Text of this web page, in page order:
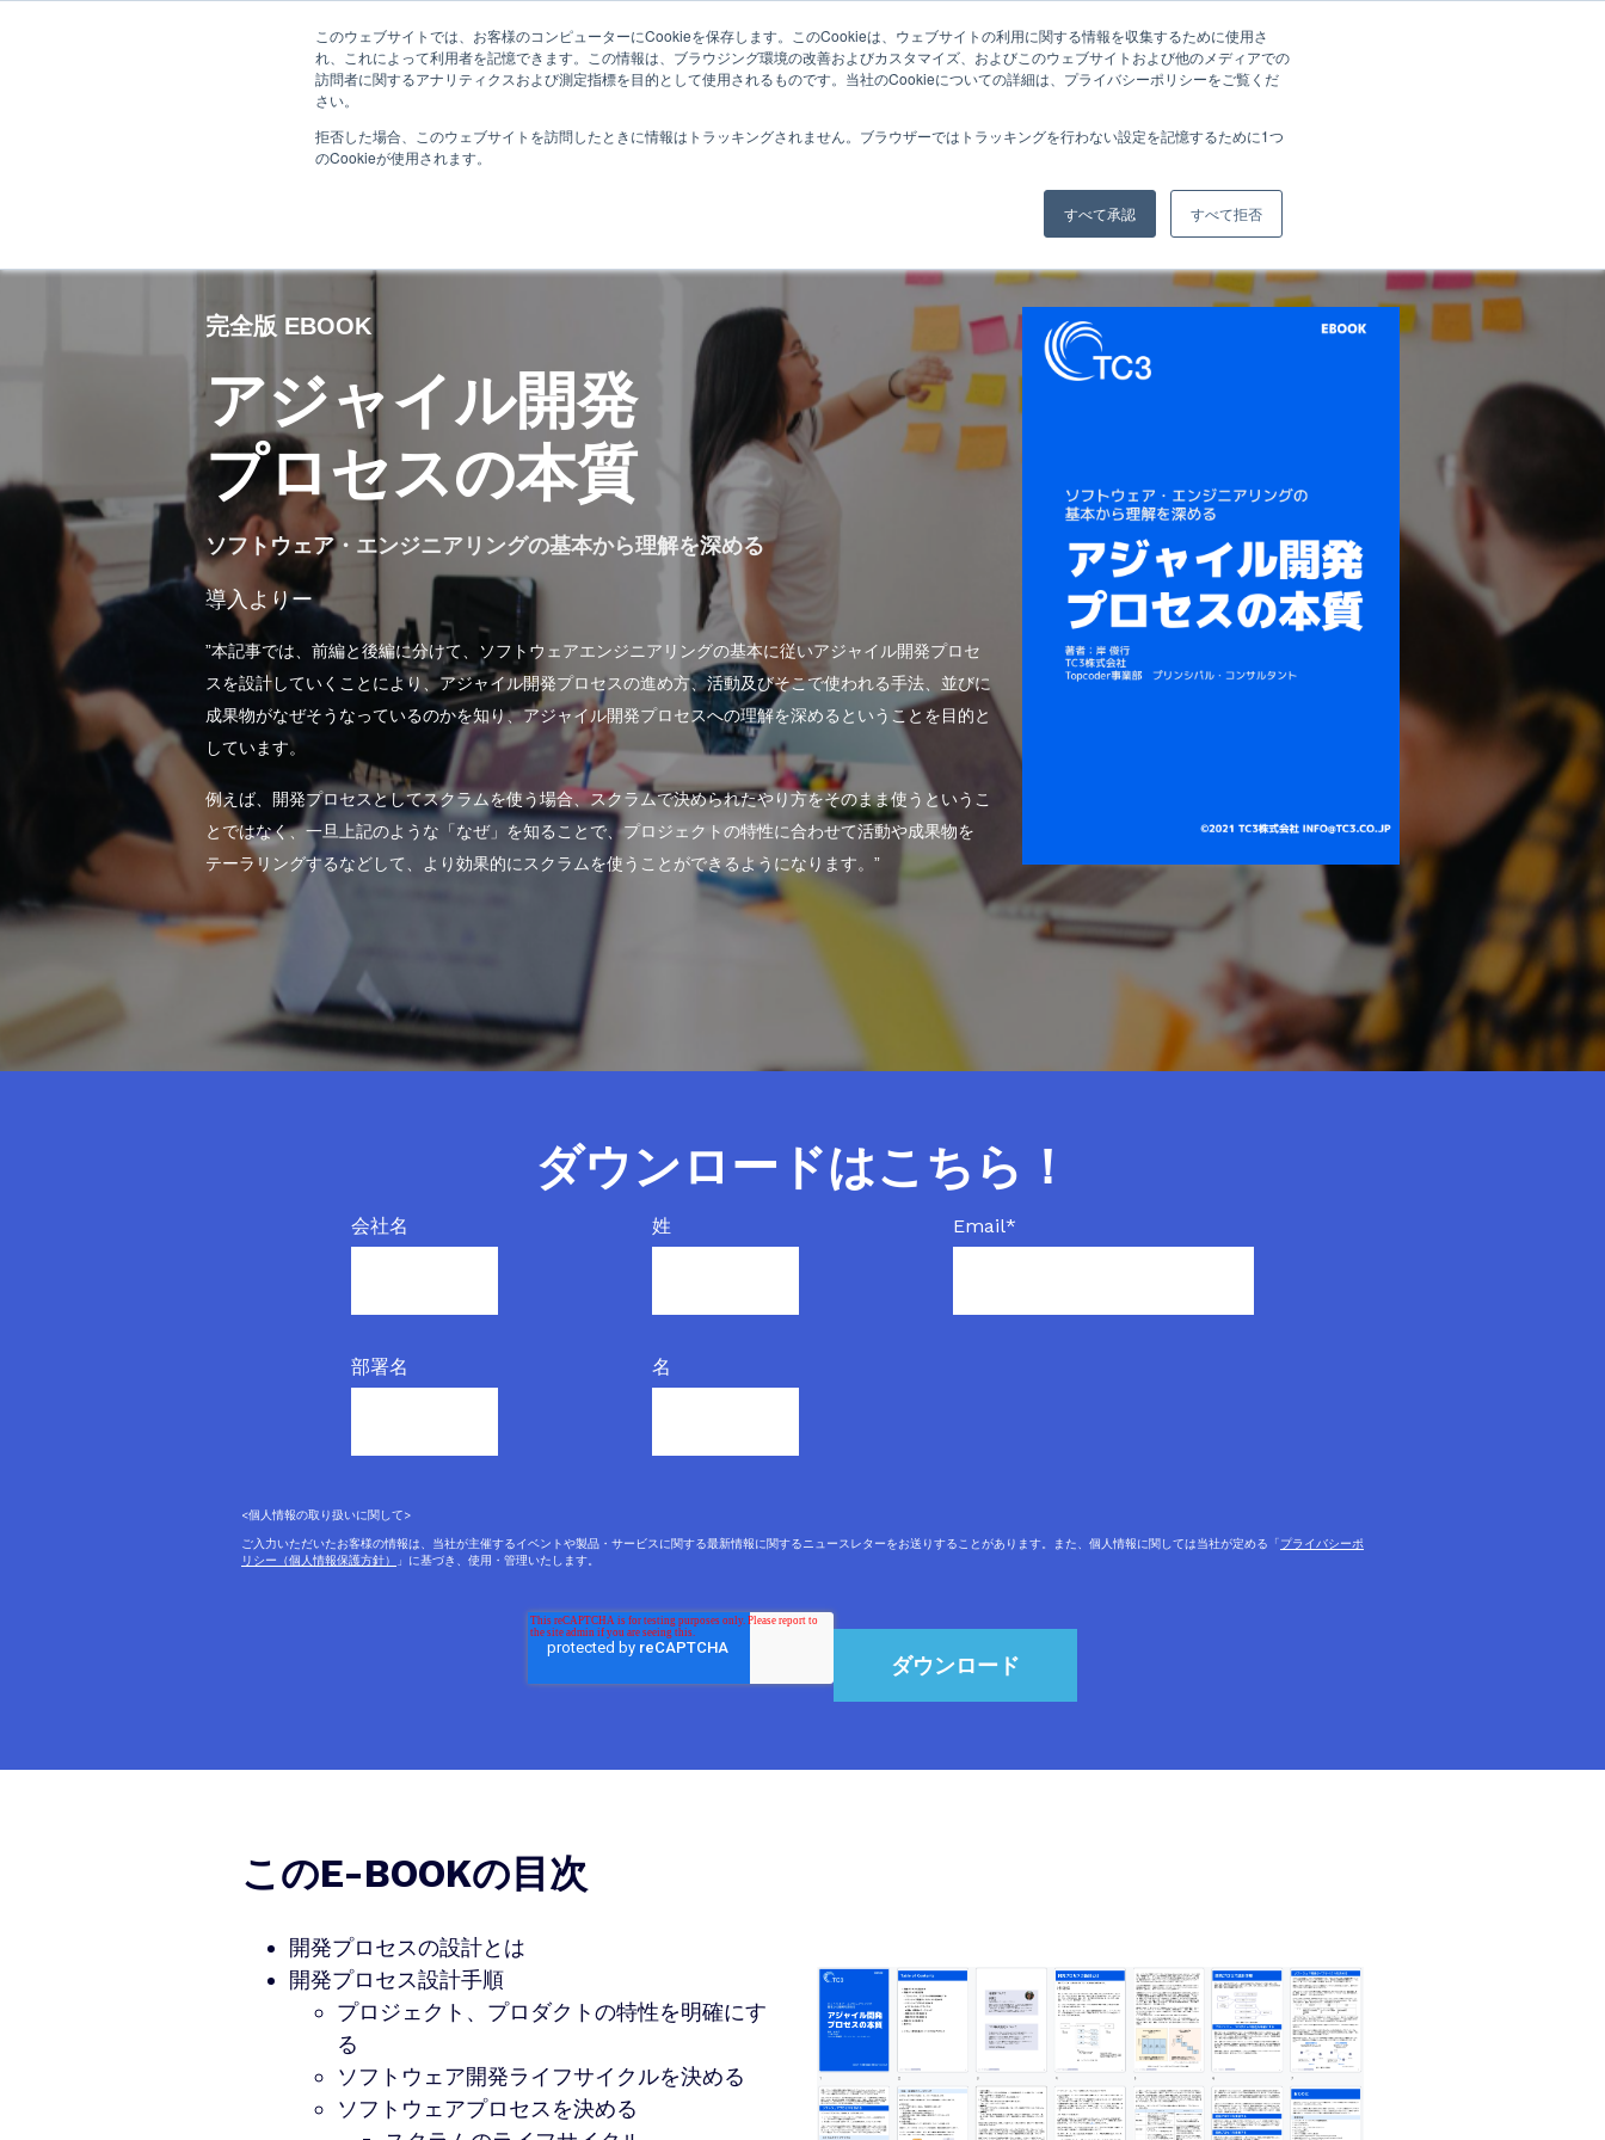
このウェブサイトでは、お客様のコンピューターにCookieを保存します。このCookieは、ウェブサイトの利用に関する情報を収集するために使用さ
れ、これによって利用者を記憶できます。この情報は、ブラウジング環境の改善およびカスタマイズ、およびこのウェブサイトおよび他のメディアでの
訪問者に関するアナリティクスおよび測定指標を目的として使用されるものです。当社のCookieについての詳細は、プライバシーポリシーをご覧くだ
さい。
拒否した場合、このウェブサイトを訪問したときに情報はトラッキングされません。ブラウザーではトラッキングを行わない設定を記憶するために1つ
のCookieが使用されます。
すべて承認 すべて拒否
完全版 EBOOK
アジャイル開発
プロセスの本質
ソフトウェア・エンジニアリングの基本から理解を深める
導入よりー
”本記事では、前編と後編に分けて、ソフトウェアエンジニアリングの基本に従いアジャイル開発プロセ
スを設計していくことにより、アジャイル開発プロセスの進め方、活動及びそこで使われる手法、並びに
成果物がなぜそうなっているのかを知り、アジャイル開発プロセスへの理解を深めるということを目的と
しています。
例えば、開発プロセスとしてスクラムを使う場合、スクラムで決められたやり方をそのまま使うというこ
とではなく、一旦上記のような「なぜ」を知ることで、プロジェクトの特性に合わせて活動や成果物を
テーラリングするなどして、より効果的にスクラムを使うことができるようになります。”
ダウンロードはこちら！
会社名
部署名
姓
名
Email*
<個人情報の取り扱いに関して>
ご入力いただいたお客様の情報は、当社が主催するイベントや製品・サービスに関する最新情報に関するニュースレターをお送りすることがあります。また、個人情報に関しては当社が定める「プライバシーポ
リシー（個人情報保護方針）
」に基づき、使用・管理いたします。
このE-BOOKの目次
開発プロセスの設計とは
開発プロセス設計手順
プロジェクト、プロダクトの特性を明確にす
る
ソフトウェア開発ライフサイクルを決める
ソフトウェアプロセスを決める